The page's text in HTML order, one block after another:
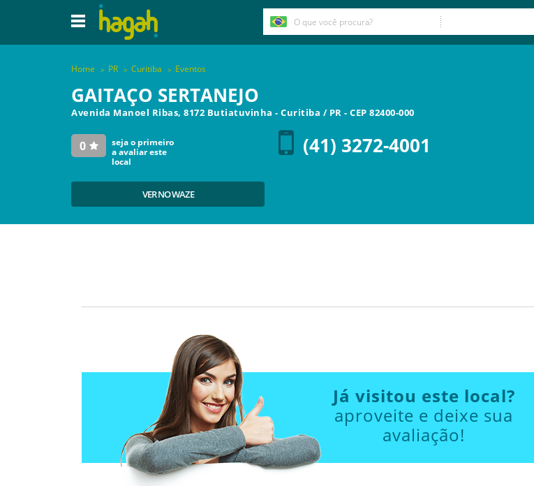
Home PR Curitiba Eventos
GAITAÇO SERTANEJO
Avenida Manoel Ribas, 8172 Butiatuvinha - Curitiba / PR - CEP 82400-000
0
seja o primeiro
a avaliar este
local
(41) 3272-4001
VER NO WAZE
Já visitou este local?
aproveite e deixe sua
avaliação!